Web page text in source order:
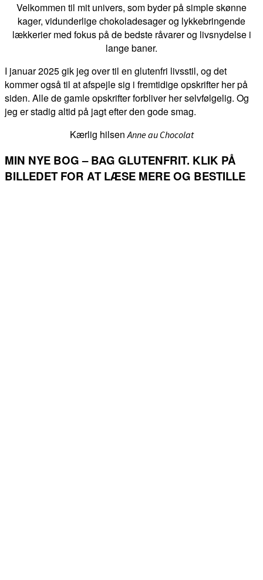
Velkommen til mit univers, som byder på simple skønne
kager, vidunderlige chokoladesager og lykkebringende
lækkerier med fokus på de bedste råvarer og livsnydelse i
lange baner.
I januar 2025 gik jeg over til en glutenfri livsstil, og det
kommer også til at afspejle sig i fremtidige opskrifter her på
siden. Alle de gamle opskrifter forbliver her selvfølgelig. Og
jeg er stadig altid på jagt efter den gode smag.
Kærlig hilsenAnne au Chocolat
MIN NYE BOG – BAG GLUTENFRIT. KLIK PÅ
BILLEDET FOR AT LÆSE MERE OG BESTILLE